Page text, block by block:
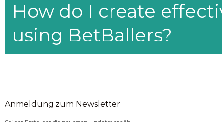
How do I create
using BetBallers?
Anmeldung zum Newsletter